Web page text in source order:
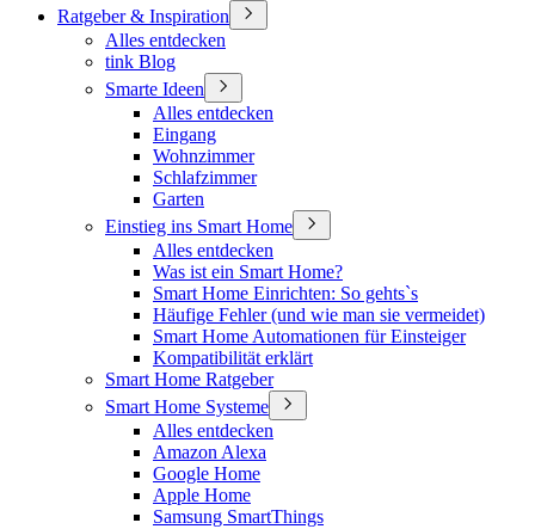
Ratgeber & Inspiration
Alles entdecken
tink Blog
Smarte Ideen
Alles entdecken
Eingang
Wohnzimmer
Schlafzimmer
Garten
Einstieg ins Smart Home
Alles entdecken
Was ist ein Smart Home?
Smart Home Einrichten: So gehts`s
Häufige Fehler (und wie man sie vermeidet)
Smart Home Automationen für Einsteiger
Kompatibilität erklärt
Smart Home Ratgeber
Smart Home Systeme
Alles entdecken
Amazon Alexa
Google Home
Apple Home
Samsung SmartThings